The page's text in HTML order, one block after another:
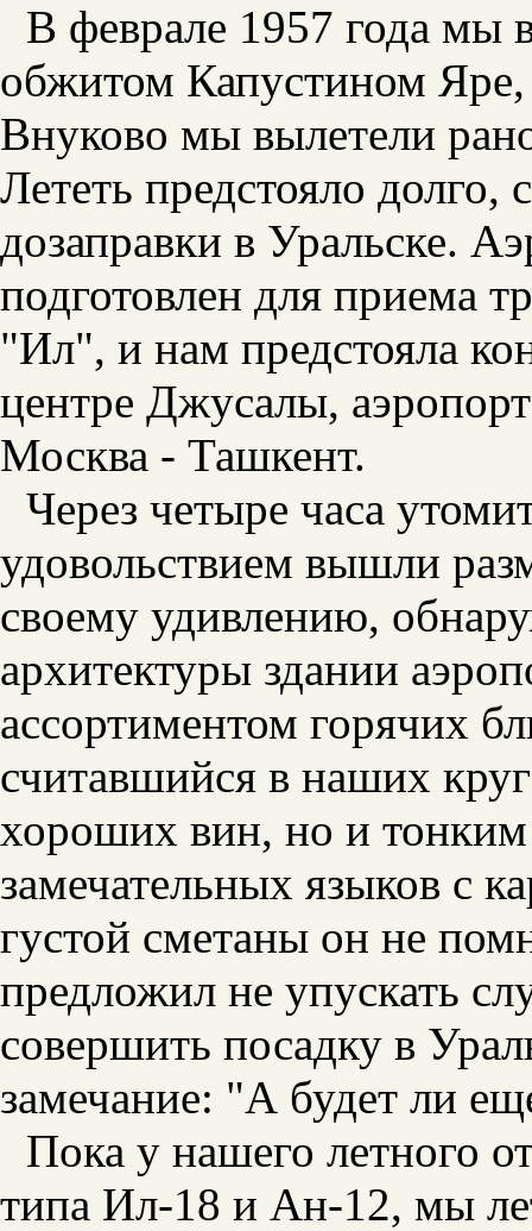
В феврале 1957 года мы
обжитом Капустином Яре,
Внуково мы вылетели
Лететь предстояло
дозаправки в Уральске.
подготовлен для приема
"Ил", и нам предстояла
центре Джусалы,
Москва - Ташкент.
Через четыре часа
удовольствием вышли
своему удивлению,
архитектуры здании
ассортиментом горячих
считавшийся в наших
хороших вин, но и тонким
замечательных языков с
густой сметаны он не
предложил не упускать
совершить посадку в
замечание: "А будет ли
Пока у нашего летного
типа Ил-18 и Ан-12, мы